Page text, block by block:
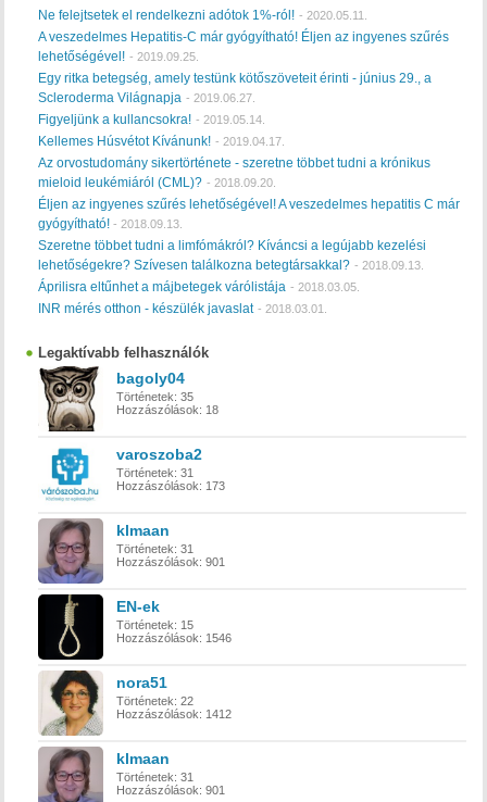
Ne felejtsetek el rendelkezni adótok 1%-ról! - 2020.05.11.
A veszedelmes Hepatitis-C már gyógyítható! Éljen az ingyenes szűrés
lehetőségével! - 2019.09.25.
Egy ritka betegség, amely testünk kötőszöveteit érinti - június 29., a
Scleroderma Világnapja - 2019.06.27.
Figyeljünk a kullancsokra! - 2019.05.14.
Kellemes Húsvétot Kívánunk! - 2019.04.17.
Az orvostudomány sikertörténete - szeretne többet tudni a krónikus
mieloid leukémiáról (CML)? - 2018.09.20.
Éljen az ingyenes szűrés lehetőségével! A veszedelmes hepatitis C már
gyógyítható!- 2018.09.13.
Szeretne többet tudni a limfómákról? Kíváncsi a legújabb kezelési
lehetőségekre? Szívesen találkozna betegtársakkal? - 2018.09.13.
Áprilisra eltűnhet a májbetegek várólistája - 2018.03.05.
INR mérés otthon - készülék javaslat - 2018.03.01.
Legaktívabb felhasználók
bagoly04
Történetek: 35
Hozzászólások: 18
varoszoba2
Történetek: 31
Hozzászólások: 173
klmaan
Történetek: 31
Hozzászólások: 901
EN-ek
Történetek: 15
Hozzászólások: 1546
nora51
Történetek: 22
Hozzászólások: 1412
klmaan
Történetek: 31
Hozzászólások: 901